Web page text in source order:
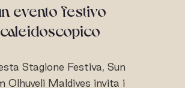
evento festivo
caleidoscopico
Stagione Festiva, Sun
Olhuveli Maldives invita i